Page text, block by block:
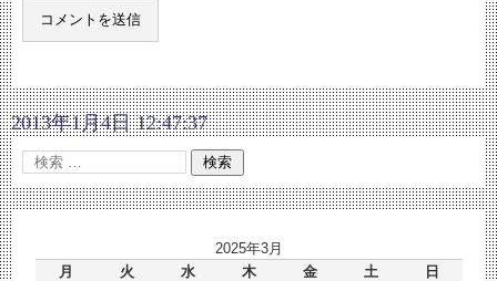
2013年1月4日 12:47:37
2025年3月
月
火 水 木 金 土
日